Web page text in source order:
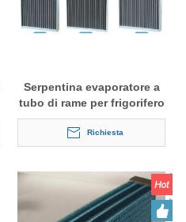
Serpentina evaporatore a
tubo di rame per frigorifero
Richiesta